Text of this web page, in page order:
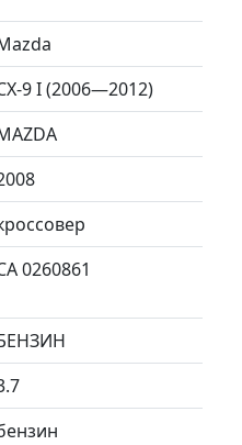
9 I (2006—2012)
0260861